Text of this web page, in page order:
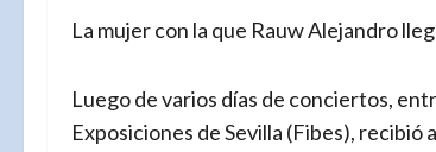
La mujer con la que Rauw Alejandro
Luego de varios días de conciertos,
Exposiciones de Sevilla (Fibes), recibió